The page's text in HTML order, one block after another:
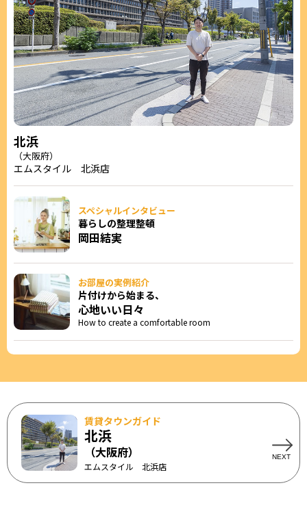
北浜
（大阪府）
エムスタイル 北浜店
スペシャルインタビュー
暮らしの整理整頓
岡田結実
お部屋の実例紹介
片付けから始まる、
心地いい日々
How to create a comfortable room
賃貸タウンガイド
北浜
（大阪府）
エムスタイル 北浜店